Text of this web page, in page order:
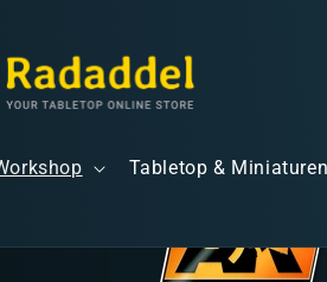
Tabletop & Miniaturen